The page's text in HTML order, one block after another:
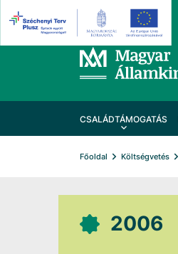
CSALÁDTÁMOGATÁS
Főoldal Költségvetés
2006